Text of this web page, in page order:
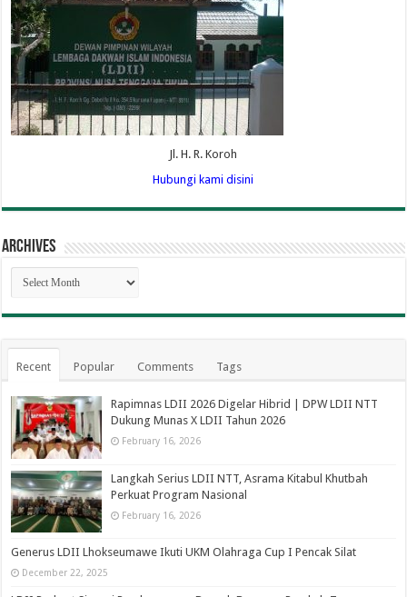
Jl. H. R. Koroh
Hubungi kami disini
Archives
Archives
Recent Popular Comments Tags
Rapimnas LDII 2026 Digelar Hibrid | DPW LDII NTT
Dukung Munas X LDII Tahun 2026
February 16, 2026
Langkah Serius LDII NTT, Asrama Kitabul Khutbah
Perkuat Program Nasional
February 16, 2026
Generus LDII Lhokseumawe Ikuti UKM Olahraga Cup I Pencak Silat
December 22, 2025